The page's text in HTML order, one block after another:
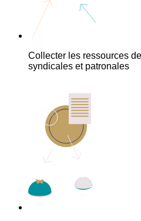
Collecter les ressources
syndicales et patronales